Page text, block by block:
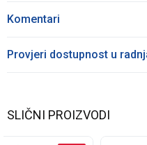
Komentari
Provjeri dostupnost u
SLIČNI PROIZVODI